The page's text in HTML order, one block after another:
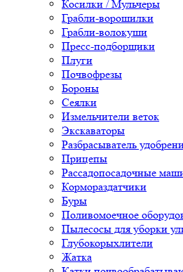
Косилки / Мульчеры
Грабли-ворошилки
Грабли-волокуши
Пресс-подборщики
Плуги
Почвофрезы
Бороны
Сеялки
Измельчители веток
Экскаваторы
Разбрасыватель
Прицепы
Рассадопосадочные
Кормораздатчики
Буры
Поливомоечное
Пылесосы для уборки
Глубокорыхлители
Жатка